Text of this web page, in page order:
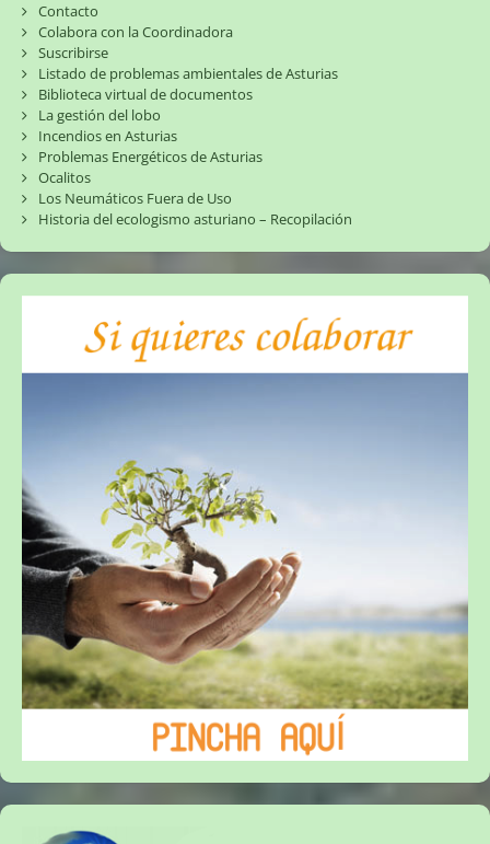
Contacto
Colabora con la Coordinadora
Suscribirse
Listado de problemas ambientales de Asturias
Biblioteca virtual de documentos
La gestión del lobo
Incendios en Asturias
Problemas Energéticos de Asturias
Ocalitos
Los Neumáticos Fuera de Uso
Historia del ecologismo asturiano – Recopilación